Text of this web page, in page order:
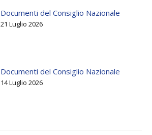
Documenti del Consiglio Nazionale
21 Luglio 2026
Documenti del Consiglio Nazionale
14 Luglio 2026